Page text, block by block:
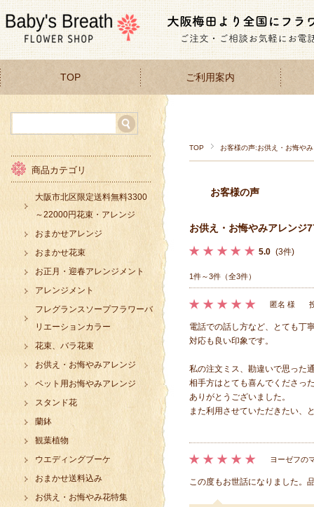
TOP ご利用案内
TOP お客様の声:お供え・お悔や
お客様の声
お供え・お悔やみアレンジ
5.0 (3件)
1件～3件（全3件）
匿名 様
電話での話し方など、とても丁
対応も良い印象です。
私の注文ミス、勘違いで思った
相手方はとても喜んでくださっ
ありがとうございました。
また利用させていただきたい、
ヨーゼフの
この度もお世話になりました。
商品カテゴリ
大阪市北区限定送料無料3300
～22000円花束・アレンジ
おまかせアレンジ
おまかせ花束
お正月・迎春アレンジメント
アレンジメント
フレグランスソープフラワーバ
リエーションカラー
花束、バラ花束
お供え・お悔やみアレンジ
ペット用お悔やみアレンジ
スタンド花
蘭鉢
観葉植物
ウエディングブーケ
おまかせ送料込み
お供え・お悔やみ花特集